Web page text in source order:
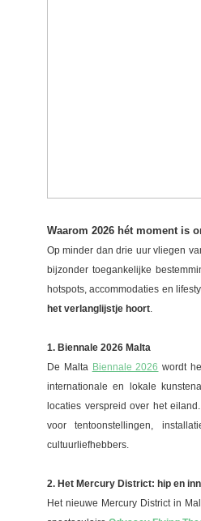
Waarom 2026 hét moment is
Op minder dan drie uur vliegen
bijzonder toegankelijke
hotspots, accommodaties en
het verlanglijstje hoort
1. Biennale 2026 Malta
De Malta Biennale 2026 wordt
internationale en lokale
locaties verspreid over het
voor tentoonstellingen,
cultuurliefhebbers.
2. Het Mercury District: hip en
Het nieuwe Mercury District in